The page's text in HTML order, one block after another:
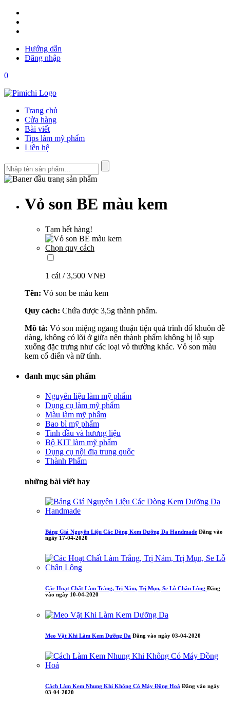
Hướng dẫn
Đăng nhập
0
Trang chủ
Cửa hàng
Bài viết
Tips làm mỹ phẩm
Liên hệ
Vỏ son BE màu kem
Tạm hết hàng!
Chọn quy cách
1 cái / 3,500 VNĐ
Tên: Vỏ son be màu kem
Quy cách: Chứa được 3,5g thành phẩm.
Mô tả: Vỏ son miệng ngang thuận tiện quá trình đổ khuôn dễ
dàng, không có lõi ở giữa nên thành phẩm không bị lỗ sụp
xuống đặc trưng như các loại vỏ thường khác. Vỏ son màu
kem cổ điển và nữ tính.
danh mục sản phẩm
Nguyên liệu làm mỹ phẩm
Dụng cụ làm mỹ phẩm
Màu làm mỹ phẩm
Bao bì mỹ phẩm
Tinh dầu và hương liệu
Bộ KIT làm mỹ phẩm
Dụng cụ nội địa trung quốc
Thành Phẩm
những bài viết hay
Bảng Giá Nguyên Liệu Các Dòng Kem Dưỡng Da Handmade Đăng vào
ngày 17-04-2020
Các Hoạt Chất Làm Trắng, Trị Nám, Trị Mụn, Se Lỗ Chân Lông Đăng
vào ngày 10-04-2020
Meo Vặt Khi Làm Kem Dưỡng Da Đăng vào ngày 03-04-2020
Cách Làm Kem Nhung Khi Không Có Máy Đồng Hoá Đăng vào ngày
03-04-2020